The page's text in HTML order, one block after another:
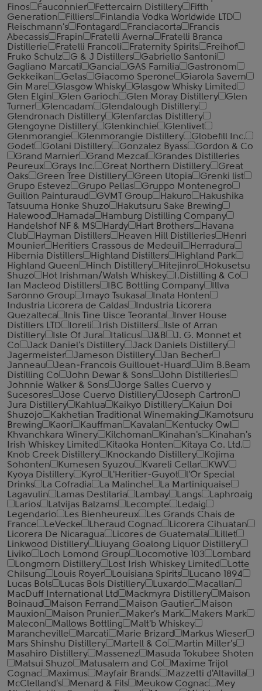
Finos
Fauconnier Fettercairn Distillery
Fifth
Generation
Filliers
Finlandia Vodka Worldwide LTD
Fleischmann's
Fontagard Franciacorta
Francis
Abecassis
Frapin Fratelli Averna
Fratelli Branca
Distillerie
Fratelli ‎Francoli Fraternity Spirits
Freihof
Fruko Schulz
G & J Distillers
Gabriello Santoni
Gagliano Marcati
Gancia GAS Familia
Gastronom
Gekkeikan
Gelas Giacomo Sperone
Giarola Savem
Gin Mare
Glasgow Whisky
Glasgow Whisky Limited
Glen Elgin
Glen Garioch Glen Moray Distillery
Glen
Turner
Glencadam
Glendalough Distillery
Glendronach Distillery
Glenfarclas Distillery
Glengoyne Distillery
Glenkinchie
Glenlivet
Glenmorangie
Glenmorangie Distillery
Globefill Inc.
Godet
Golani Distillery Gonzalez Byass
Gordon & Co
Grand Marnier
Grand Mezcal
Grandes Distilleries
Peureux
Grays Inc. Great Northern Distillery
Great
Oaks
Green Tree Distillery Green Utopia
Grenki list
Grupo Estevez
Grupo Pellas
Gruppo Montenegro
Guillon Painturaud
GVMT Group Hakuro
Hakushika
Tatsuuma Honke Shuzo
Hakutsuru Sake Brewing
Halewood
Hamada
Hamburg Distilling Company
Handelshof NF & MS
Hardy Hart Brothers
Havana
Club
Hayman Distillers Heaven Hill Distilleries
Henri
Mounier
Heritiers Crassous de Medeuil
Herradura
Hibernia Distillers
Highland Distillers
Highland Park
Highland Queen
Hinch Distillery Hitejinro
Hokusetsu
Shuzo
Hot Irishman/Walsh Whiskey
I.Distilling & Co
Ian Macleod Distillers
IBC Bottling Company
Illva
Saronno Group
Imayo Tsukasa
Inata Honten
Industria Licorera de Caldas
Industria Licorera
Quezalteca
Inis Tine Uisce Teoranta
Inver House
Distillers LTD
Ioreli Irish Distillers
Isle of Arran
Distillery
Isle Of Jura Italicus J&B
J. G. Monnet et
Co
Jack Daniel's Distillery
Jack Daniels Distillery
Jagermeister
Jameson Distillery
Jan Becher
Janneau
Jean-Francois Guillouet-Huard
Jim B.Beam
Distilling Co
John Dewar & Sons
John Distilleries
Johnnie Walker & Sons
Jorge Salles Cuervo y
Sucesores
Jose Cuervo Distillery
Joseph Cartron
Jura Distillery
Kahlua Kaikyo Distillery
Kaiun Doi
Shuzojo
Kakhetian Traditional Winemaking
Kamotsuru
Brewing
Kaori Kauffman Kavalan
Kentucky Owl
Khvanchkara Winery
Kilchoman Kinahan's
Kinahan's
Irish Whiskey Limited
Kitaoka Honten
Kitaya Co. Ltd.
Knob Creek Distillery
Knockando Distillery
Kojima
Sohonten
Kumesen Syuzou Kvareli Cellar
KWV
Kyoya Distillery
Kyro L'Heritier-Guyot
l'Or Special
Drinks
La Cofradia La Malinche
La Martiniquaise
Lagavulin
Lamas Destilaria Lambay Langs
Laphroaig
Larios
Latvijas Balzams Lecompte
Ledaig
Legendario
Les Bienheureux
Les Grands Chais de
France
LeVecke Lheraud Cognac
Licorera Cihuatan
Licorera De Nicaragua
Licores de Guatemala
Lillet
Linkwood Distillery
Liuyang Goalong Liquor Distillery
Liviko
Loch Lomond Group Locomotive 103
Lombard
Longmorn Distillery
Lost Irish Whiskey Limited
Lotte
Chilsung
Louis Royer Louisiana Spirits
Lucano 1894
Lucas Bols
Lucas Bols Distillery Luxardo
Macallan
MacDuff International Ltd
Mackmyra Distillery
Maison
Boinaud
Maison Ferrand Maison Gautier
Maison
Mauxion
Maison Prunier Maker's Mark
Makers Mark
Malecon
Mallows Bottling
Malt'b Whiskey
Marancheville
Marcati Marie Brizard
Markus Wieser
Mars Shinshu Distillery
Martell & Co
Martin Miller's
Masahiro Distillery
Massenez
Masuda Tokubee Shoten
Matsui Shuzo
Matusalem and Co
Maxime Trijol
Cognac
Maximus Mayfair Brands
Mazzetti d'Altavilla
McClelland's
Menard & Fils Meukow Cognac
Mey